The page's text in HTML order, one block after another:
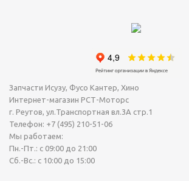
Запчасти Исузу, Фусо Кантер, Хино
Интернет-магазин РСТ-Моторс
г. Реутов, ул.Транспортная вл.3А стр.1
Телефон: +7 (495) 210-51-06
Мы работаем:
Пн.-Пт.: с 09:00 до 21:00
Сб.-Вс.: с 10:00 до 15:00